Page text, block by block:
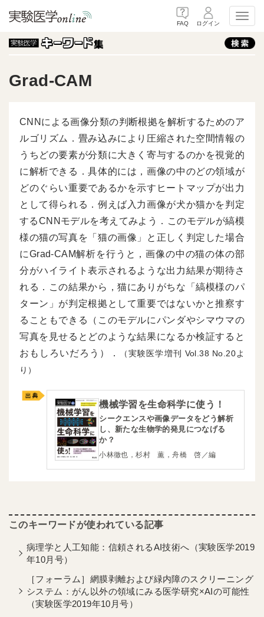
FAQ ログイン
Grad-CAM
CNNによる画像分類の判断根拠を解析するためのア
ルゴリズム．畳み込みにより圧縮された空間情報の
うちどの要素が分類に大きく寄与するのかを視覚的
に解析できる．具体的には，画像の中のどの領域が
どのぐらい重要であるかを示すヒートマップが出力
として得られる．例えば入力画像が犬か猫かを判定
するCNNモデルを考えてみよう．このモデルが縞模
様の猫の写真を「猫の画像」と正しく判定した場合
にGrad-CAM解析を行うと，画像の中の猫の体の部
分がハイライト表示されるような出力結果が期待さ
れる．この結果から，猫にありがちな「縞模様のパ
ターン」が判定根拠として重要ではないかと推察す
ることもできる（このモデルにパンダやシマウマの
写真を見せるとどのような結果になるか検証すると
おもしろいだろう）．
（実験医学増刊 38
20よ
り）
機械学習を生命科学に使う！
シークエンスや画像データをどう解析
し、新たな生物学的発見につなげる
か？
小林徹也，杉村 薫，舟橋 啓／編
病理学と人工知能：信頼されるAI技術へ（実験医学2019
年10月号）
［フォーラム］網膜剥離および緑内障のスクリーニング
システム：がん以外の領域にみる医学研究×AIの可能性
（実験医学2019年10月号）